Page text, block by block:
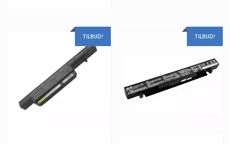
TILBUD! TILBUD!